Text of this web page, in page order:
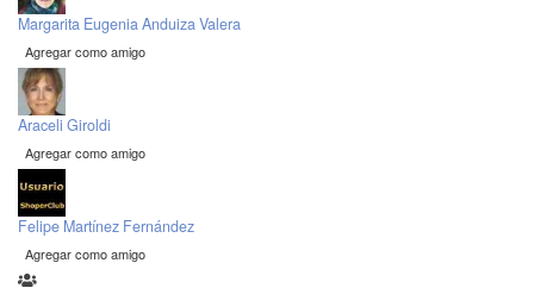
Margarita Eugenia Anduiza Valera
Agregar como amigo
Araceli Giroldi
Agregar como amigo
Felipe Martínez Fernández
Agregar como amigo